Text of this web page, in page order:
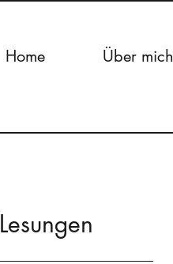
Home Über mich
Lesungen